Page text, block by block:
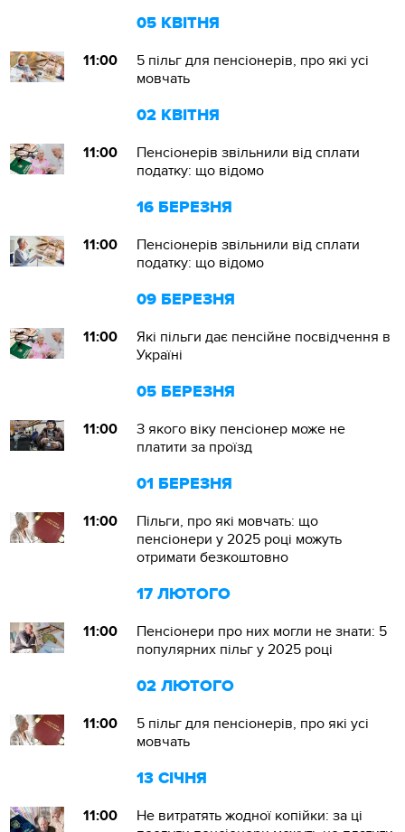
05 КВІТНЯ
11:00
5 пільг для пенсіонерів, про які усі
мовчать
02 КВІТНЯ
11:00
Пенсіонерів звільнили від сплати
податку: що відомо
16 БЕРЕЗНЯ
11:00
Пенсіонерів звільнили від сплати
податку: що відомо
09 БЕРЕЗНЯ
11:00
Які пільги дає пенсійне посвідчення в
Україні
05 БЕРЕЗНЯ
11:00
З якого віку пенсіонер може не
платити за проїзд
01 БЕРЕЗНЯ
11:00
Пільги, про які мовчать: що
пенсіонери у 2025 році можуть
отримати безкоштовно
17 ЛЮТОГО
11:00
Пенсіонери про них могли не знати: 5
популярних пільг у 2025 році
02 ЛЮТОГО
11:00
5 пільг для пенсіонерів, про які усі
мовчать
13 СІЧНЯ
11:00
Не витратять жодної копійки: за ці